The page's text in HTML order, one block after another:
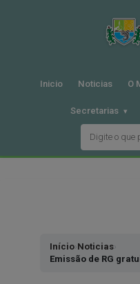
Inicio Noticias O
Secretarias
Início›Noticias›
Emissão de RG